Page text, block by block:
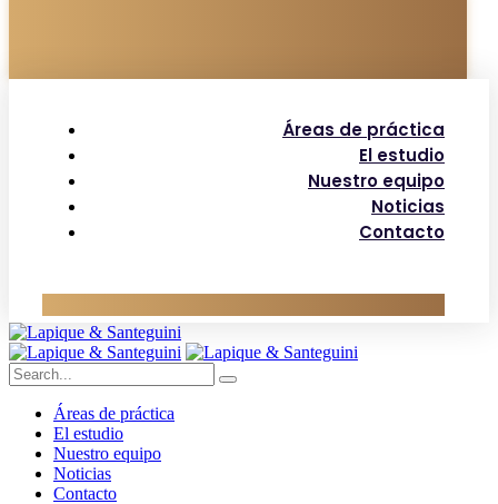
Áreas de práctica
El estudio
Nuestro equipo
Noticias
Contacto
Áreas de práctica
El estudio
Nuestro equipo
Noticias
Contacto